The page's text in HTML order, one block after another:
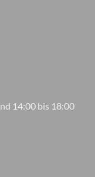
14:00 bis 18:00